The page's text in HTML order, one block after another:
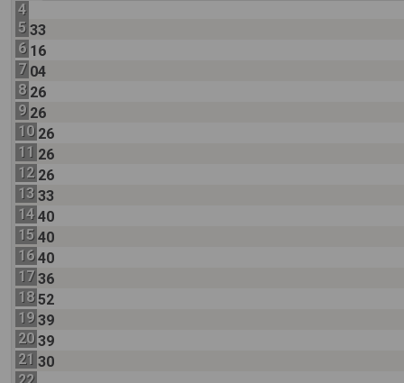
4
5 33
6 16
7 04
8 26
9 26
10 26
11 26
12 26
13 33
14 40
15 40
16 40
17 36
18 52
19 39
20 39
21 30